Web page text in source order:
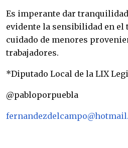
Es imperante dar
evidente la sensibilidad en el
cuidado de menores
trabajadores.
*Diputado Local de la LIX
@pabloporpuebla